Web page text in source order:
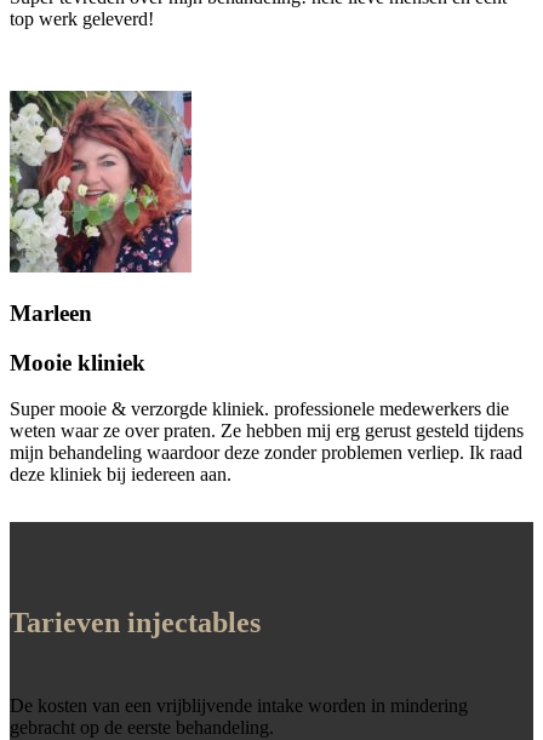
top werk geleverd!
Marleen
Mooie kliniek
Super mooie & verzorgde kliniek. professionele medewerkers die
weten waar ze over praten. Ze hebben mij erg gerust gesteld tijdens
mijn behandeling waardoor deze zonder problemen verliep. Ik raad
deze kliniek bij iedereen aan.
Tarieven injectables
De kosten van een vrijblijvende intake worden in mindering
gebracht op de eerste behandeling.